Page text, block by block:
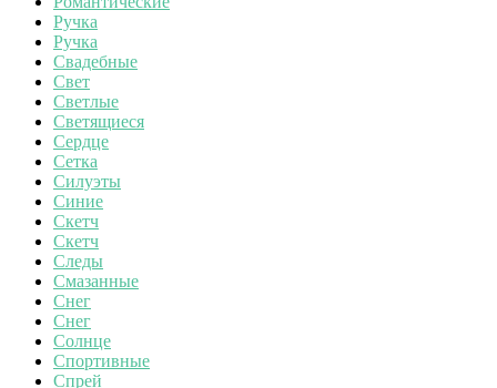
Ручка
Ручка
Свадебные
Свет
Светлые
Светящиеся
Сердце
Сетка
Силуэты
Синие
Скетч
Скетч
Следы
Смазанные
Снег
Снег
Солнце
Спортивные
Спрей